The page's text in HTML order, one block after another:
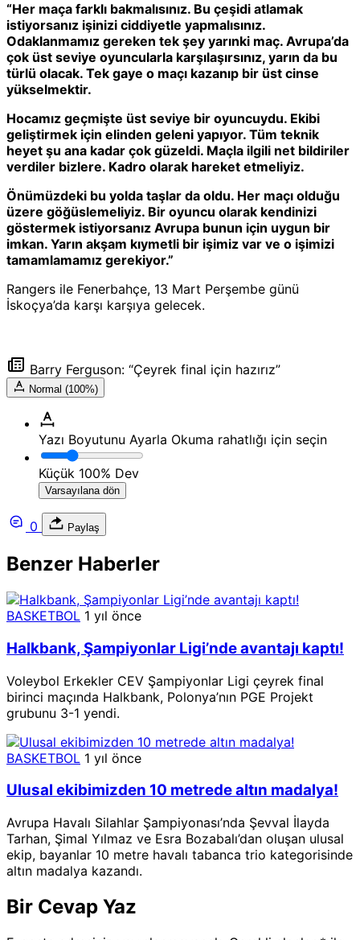
“Her maça farklı bakmalısınız. Bu çeşidi atlamak
istiyorsanız işinizi ciddiyetle yapmalısınız.
Odaklanmamız gereken tek şey yarınki maç. Avrupa’da
çok üst seviye oyuncularla karşılaşırsınız, yarın da bu
türlü olacak. Tek gaye o maçı kazanıp bir üst cinse
yükselmektir.
Hocamız geçmişte üst seviye bir oyuncuydu. Ekibi
geliştirmek için elinden geleni yapıyor. Tüm teknik
heyet şu ana kadar çok güzeldi. Maçla ilgili net bildiriler
verdiler bizlere. Kadro olarak hareket etmeliyiz.
Önümüzdeki bu yolda taşlar da oldu. Her maçı olduğu
üzere göğüslemeliyiz. Bir oyuncu olarak kendinizi
göstermek istiyorsanız Avrupa bunun için uygun bir
imkan. Yarın akşam kıymetli bir işimiz var ve o işimizi
tamamlamamız gerekiyor.”
Rangers ile Fenerbahçe, 13 Mart Perşembe günü
İskoçya’da karşı karşıya gelecek.
Barry Ferguson: “Çeyrek final için hazırız”
Normal (100%)
Yazı Boyutunu Ayarla Okuma rahatlığı için seçin
Küçük 100% Dev
Varsayılana dön
0 Paylaş
Benzer Haberler
BASKETBOL 1 yıl önce
Halkbank, Şampiyonlar Ligi’nde avantajı kaptı!
Voleybol Erkekler CEV Şampiyonlar Ligi çeyrek final
birinci maçında Halkbank, Polonya’nın PGE Projekt
grubunu 3-1 yendi.
BASKETBOL 1 yıl önce
Ulusal ekibimizden 10 metrede altın madalya!
Avrupa Havalı Silahlar Şampiyonası’nda Şevval İlayda
Tarhan, Şimal Yılmaz ve Esra Bozabalı’dan oluşan ulusal
ekip, bayanlar 10 metre havalı tabanca trio kategorisinde
altın madalya kazandı.
Bir Cevap Yaz